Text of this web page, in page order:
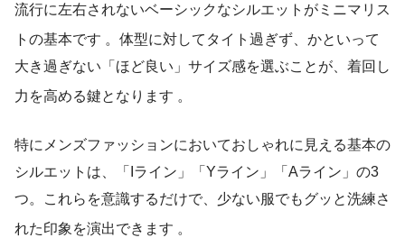
流行に左右されないベーシックなシルエットがミニマリス
トの基本です 。体型に対してタイト過ぎず、かといって
大き過ぎない「ほど良い」サイズ感を選ぶことが、着回し
力を高める鍵となります 。
特にメンズファッションにおいておしゃれに見える基本の
シルエットは、「Iライン」「Yライン」「Aライン」の3
つ。これらを意識するだけで、少ない服でもグッと洗練さ
れた印象を演出できます 。